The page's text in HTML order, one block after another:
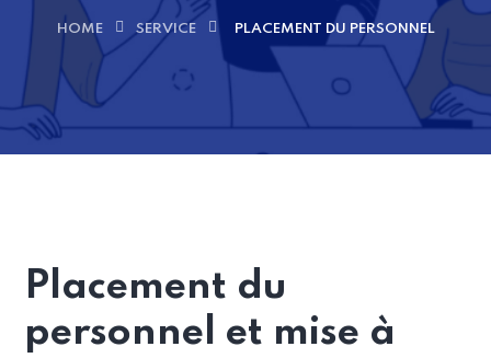
HOME SERVICE PLACEMENT DU PERSONNEL
Placement du
personnel et mise à